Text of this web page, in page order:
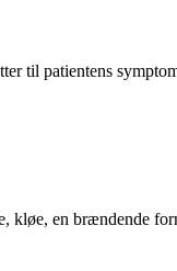
til patientens
en brændende